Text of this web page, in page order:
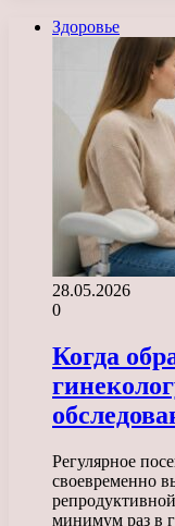
Здоровье
28.05.2026
0
Когда
Регулярное
своевременно
минимум раз в